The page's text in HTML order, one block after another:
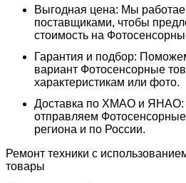
Выгодная цена: Мы
поставщиками, чтобы
стоимость на
Гарантия и подбор:
вариант Фотосенсорные
характеристикам или фото.
Доставка по ХМАО и ЯНАО:
отправляем
региона и по России.
Ремонт техники с
товары